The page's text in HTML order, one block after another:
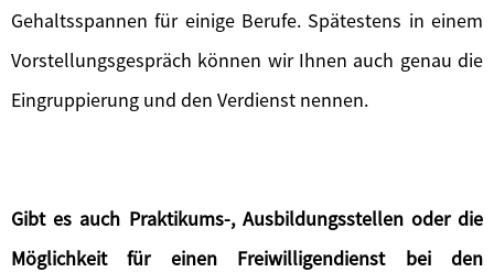
Gehaltsspannen für einige Berufe. Spätestens in einem
Vorstellungsgespräch können wir Ihnen auch genau die
Eingruppierung und den Verdienst nennen.
Gibt es auch Praktikums-, Ausbildungsstellen oder die
Möglichkeit für einen Freiwilligendienst bei den